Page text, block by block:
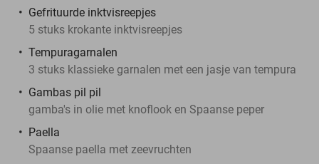
Gefrituurde inktvisreepjes
5 stuks krokante inktvisreepjes
Tempuragarnalen
3 stuks klassieke garnalen met een jasje van tempura
Gambas pil pil
gamba's in olie met knoflook en Spaanse peper
Paella
Spaanse paella met zeevruchten